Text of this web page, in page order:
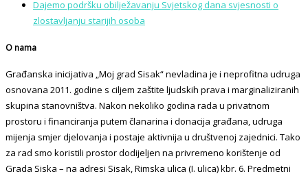
Dajemo podršku obilježavanju Svjetskog dana svjesnosti o
zlostavljanju starijih osoba
O nama
Građanska inicijativa „Moj grad Sisak“ nevladina je i neprofitna udruga
osnovana 2011. godine s ciljem zaštite ljudskih prava i marginaliziranih
skupina stanovništva. Nakon nekoliko godina rada u privatnom
prostoru i financiranja putem članarina i donacija građana, udruga
mijenja smjer djelovanja i postaje aktivnija u društvenoj zajednici. Tako
za rad smo koristili prostor dodijeljen na privremeno korištenje od
Grada Siska – na adresi Sisak, Rimska ulica (I. ulica) kbr. 6. Predmetni